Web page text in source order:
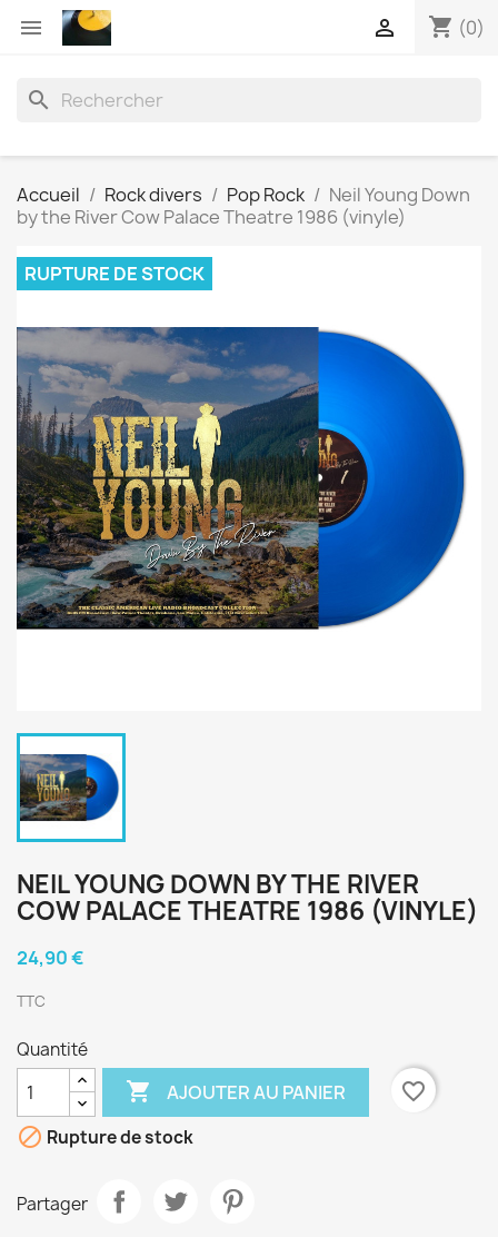
 shopping_cart (0)

search
Accueil Rock divers Pop Rock
Neil Young Down
by the River Cow Palace Theatre 1986 (vinyle)
RUPTURE DE STOCK
NEIL YOUNG DOWN BY THE RIVER
COW PALACE THEATRE 1986 (VINYLE)
24,90 €
TTC
Quantité
 AJOUTER AU PANIER
favorite_border
 Rupture de stock
Partager